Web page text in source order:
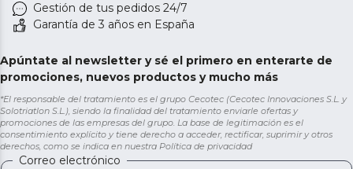
Gestión de tus pedidos 24/7
Garantía de 3 años en España
Apúntate al newsletter y sé el primero en enterarte de
promociones, nuevos productos y mucho más
*El responsable del tratamiento es el grupo Cecotec (Cecotec Innovaciones S.L. y
Solotriatlon S.L.), siendo la finalidad del tratamiento enviarle ofertas y
promociones de las empresas del grupo. La base de legitimación es el
consentimiento explícito y tiene derecho a acceder, rectificar, suprimir y otros
derechos, como se indica en nuestra Política de privacidad
Correo electrónico